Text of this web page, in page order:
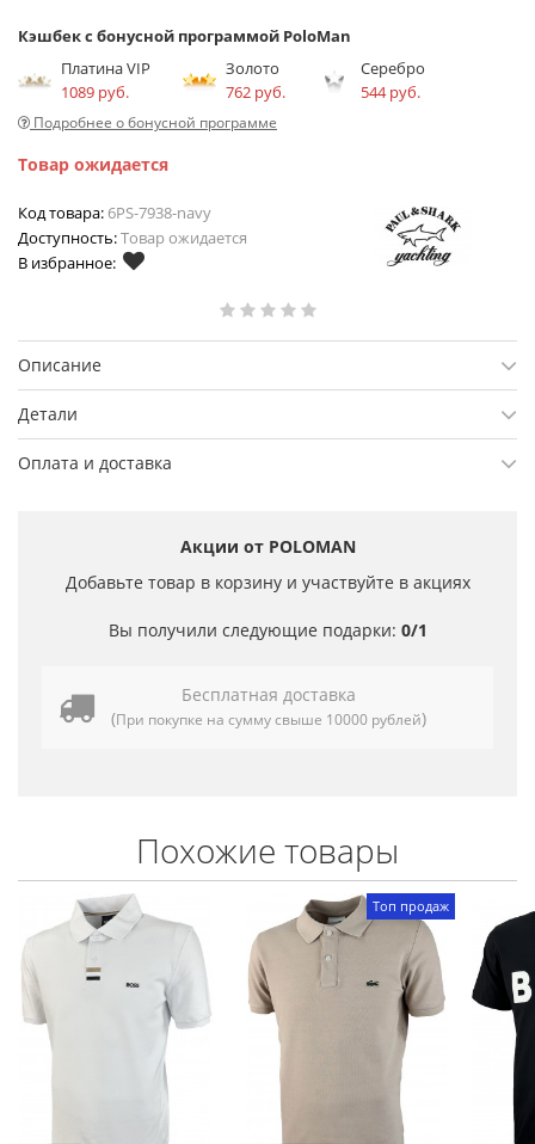
Кэшбек с бонусной программой PoloMan
Платина VIP
1089 руб.
Золото
762 руб.
Серебро
544 руб.
Подробнее о бонусной программе
Товар ожидается
Код товара:6PS-7938-navy
Доступность:Товар ожидается
В избранное:
Описание
Детали
Оплата и доставка
Акции от POLOMAN
Добавьте товар в корзину и участвуйте в акциях
Вы получили следующие подарки: 0/1
Бесплатная доставка
(При покупке на сумму свыше 10000 рублей)
Похожие товары
Топ продаж